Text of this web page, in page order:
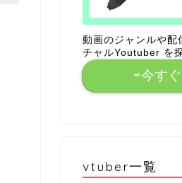
動画のジャンルや配
チャルYoutuber を
⇨今す
vtuber一覧